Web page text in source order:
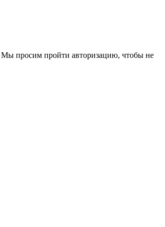
Мы просим пройти авторизацию, чтобы не